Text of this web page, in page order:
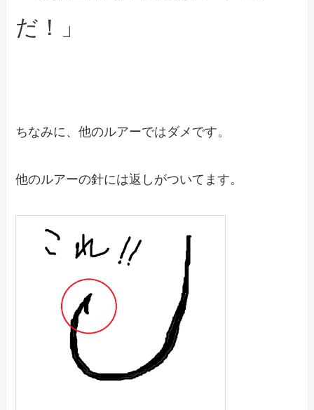
だ！」
ちなみに、他のルアーではダメです。
他のルアーの針には返しがついてます。